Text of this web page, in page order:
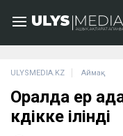
ULYSMEDIA.KZ Аймақ
Оралда ер
күдікке ілінді